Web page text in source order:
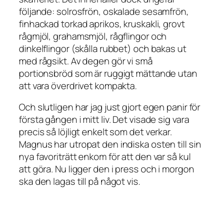
följande: solrosfrön, oskalade sesamfrön,
finhackad torkad aprikos, kruskakli, grovt
rågmjöl, grahamsmjöl, rågflingor och
dinkelflingor (skålla rubbet) och bakas ut
med rågsikt. Av degen gör vi små
portionsbröd som är ruggigt mättande utan
att vara överdrivet kompakta.
Och slutligen har jag just gjort egen panir för
första gången i mitt liv. Det visade sig vara
precis så löjligt enkelt som det verkar.
Magnus har utropat den indiska osten till sin
nya favoriträtt enkom för att den var så kul
att göra. Nu ligger den i press och i morgon
ska den lagas till på något vis.